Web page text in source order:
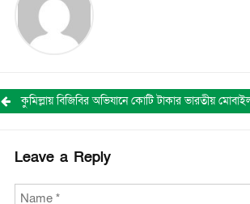
Post
Leave a Reply